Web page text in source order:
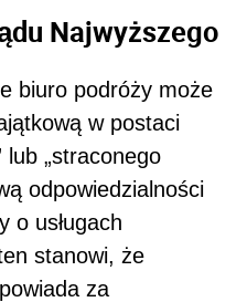
Najwyższego
biuro podróży może
w postaci
lub „straconego
odpowiedzialności
o usługach
stanowi, że
za